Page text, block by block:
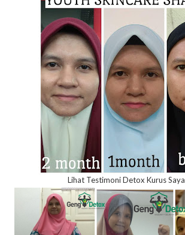
Lihat Testimoni Detox Kurus Saya